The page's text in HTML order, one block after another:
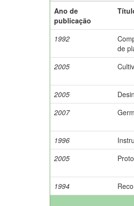
Ano de
publicação
1992
de
2005
2005
2007
1996
2005
1994